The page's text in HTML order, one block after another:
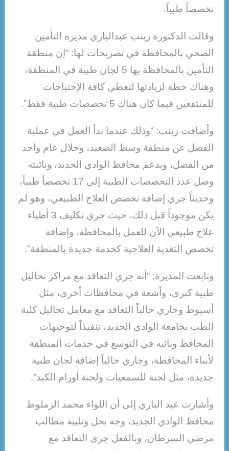
تخصصاً طبياً.
وقالت الدكتورة زينب عبدالباري مديرة التأمين
الصحي بالمحافظة في تصريحات لها: “إن منطقة
التأمين بالمحافظة بها 5 لجان طبية في المنطقة،
وهناك خطة لزيادتها لتغطي كافة الإحتياجات
للمنتفعين فيما كان هناك 5 تخصصات طبية فقط”.
وأضافت زينب: “وذلك عندما بدأ العمل في عملية
الفصل عن منطقة وسط الصعيد، وخلال عام واحد
من الفصل، وبدعم محافظ الوادي الجديد، ونائبته
وصل عدد التخصصات الطبية إلي 17 تخصصاً طبياً،
وحديثاً جري إضافة تخصص العلاج الطبيعي، وهو لم
يكن موجوداً قبل ذلك، حيث جري تكليف 3 أطباء
علاج طبيعي الآن للعمل بالمحافظة، وإضافة
تخصص التغذية العلاجية كخدمة جديدة بالمنطقة”.
وتابعت المديرة: “أنه جري التعاقد مع مراكز تحاليل
طبية كبرى، وأشعة في محافظات أخرى، مثل
أسيوط وجاري حالياً التعاقد مع معامل تحاليل كلية
الطب بجامعة الوادي الجديد، تنفيذاً لتوجيهات
المحافظ ونائبه في التوسع في خدمات المنطقة
لأبناء المحافظة، وجاري حالياً إضافة لجان طبية
جديدة، مثل لجنة للسمعيات ولجنة أورام الكبد”.
وأشارت عبد الباري إلى أن اللواء محمد الزملوط
محافظ الوادي الجديد، وجه بحل وتلبية مطالب
مرضي السرطان، وبالفعل جرى التعاقد مع